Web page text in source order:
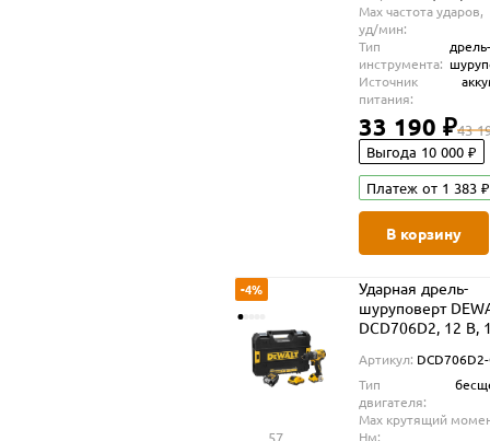
Max частота ударов,
уд/мин:
Тип
инструмента:
дрель-
Источник
питания:
33 190 ₽43
Выгода 10 000 ₽
Платеж от 1 383 ₽
В корзину
-4%
Ударная дрель-
шуруповерт
DCD706D2, 12 В,
2 АКБ 2 Ач и ЗУ, в
TSTAK
Артикул:
Тип
двигателя:
Max крутящий
Нм: